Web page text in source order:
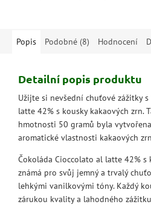
Popis Podobné (8) Hodnocení
Detailní popis produktu
Užijte si nevšední chuťové zážitky
latte 42% s kousky kakaových zrn.
hmotnosti 50 gramů byla
aromatické vlastnosti kakaových
Čokoláda Cioccolato al latte 42% s
známá pro svůj jemný a trvalý
lehkými vanilkovými tóny. Každý
zárukou kvality a lahodného